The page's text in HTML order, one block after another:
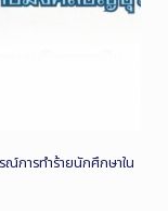
การทำร้ายนักศึกษาใน